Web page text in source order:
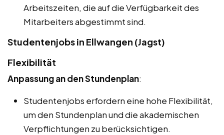
Arbeitszeiten, die auf die Verfügbarkeit des
Mitarbeiters abgestimmt sind.
Studentenjobs in Ellwangen (Jagst)
Flexibilität
Anpassung an den Stundenplan:
Studentenjobs erfordern eine hohe Flexibilität,
um den Stundenplan und die akademischen
Verpflichtungen zu berücksichtigen.